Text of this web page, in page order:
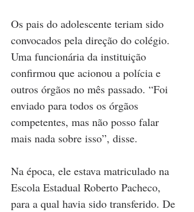
Os pais do adolescente teriam sido
convocados pela direção do colégio.
Uma funcionária da instituição
confirmou que acionou a polícia e
outros órgãos no mês passado. “Foi
enviado para todos os órgãos
competentes, mas não posso falar
mais nada sobre isso”, disse.
Na época, ele estava matriculado na
Escola Estadual Roberto Pacheco,
para a qual havia sido transferido. De